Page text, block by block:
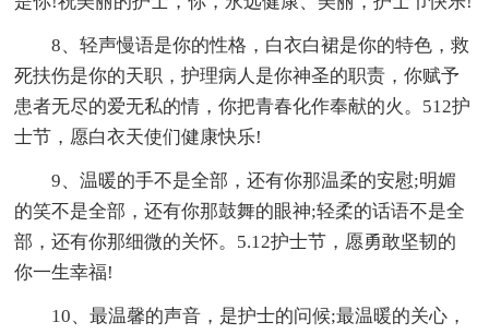
8、轻声慢语是你的性格，白衣白裙是你的特色，救
死扶伤是你的天职，护理病人是你神圣的职责，你赋予
患者无尽的爱无私的情，你把青春化作奉献的火。512护
士节，愿白衣天使们健康快乐!
9、温暖的手不是全部，还有你那温柔的安慰;明媚
的笑不是全部，还有你那鼓舞的眼神;轻柔的话语不是全
部，还有你那细微的关怀。5.12护士节，愿勇敢坚韧的
你一生幸福!
10、最温馨的声音，是护士的问候;最温暖的关心，